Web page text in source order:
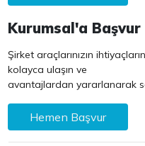
Kurumsal'a Başvur
Şirket araçlarınızın
kolayca ulaşın ve
avantajlardan yararlanarak
Hemen Başvur